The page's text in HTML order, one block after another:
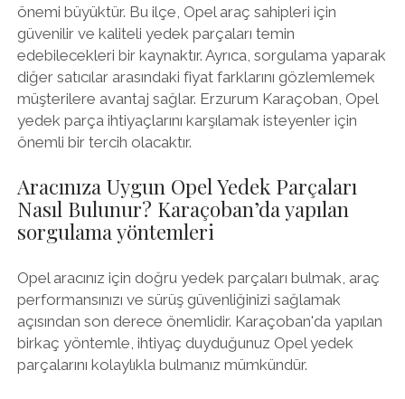
önemi büyüktür. Bu ilçe, Opel araç sahipleri için
güvenilir ve kaliteli yedek parçaları temin
edebilecekleri bir kaynaktır. Ayrıca, sorgulama yaparak
diğer satıcılar arasındaki fiyat farklarını gözlemlemek
müşterilere avantaj sağlar. Erzurum Karaçoban, Opel
yedek parça ihtiyaçlarını karşılamak isteyenler için
önemli bir tercih olacaktır.
Aracınıza Uygun Opel Yedek Parçaları
Nasıl Bulunur? Karaçoban’da yapılan
sorgulama yöntemleri
Opel aracınız için doğru yedek parçaları bulmak, araç
performansınızı ve sürüş güvenliğinizi sağlamak
açısından son derece önemlidir. Karaçoban'da yapılan
birkaç yöntemle, ihtiyaç duyduğunuz Opel yedek
parçalarını kolaylıkla bulmanız mümkündür.